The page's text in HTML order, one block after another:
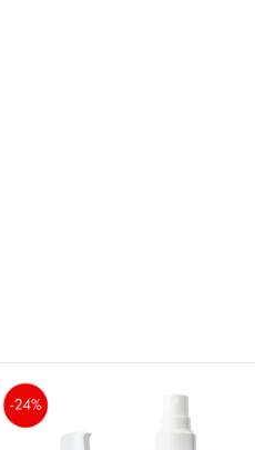
popolne zaščite.
in ga redno ponovno
prvotno zaščito.
Ne zadržujte se predolgo